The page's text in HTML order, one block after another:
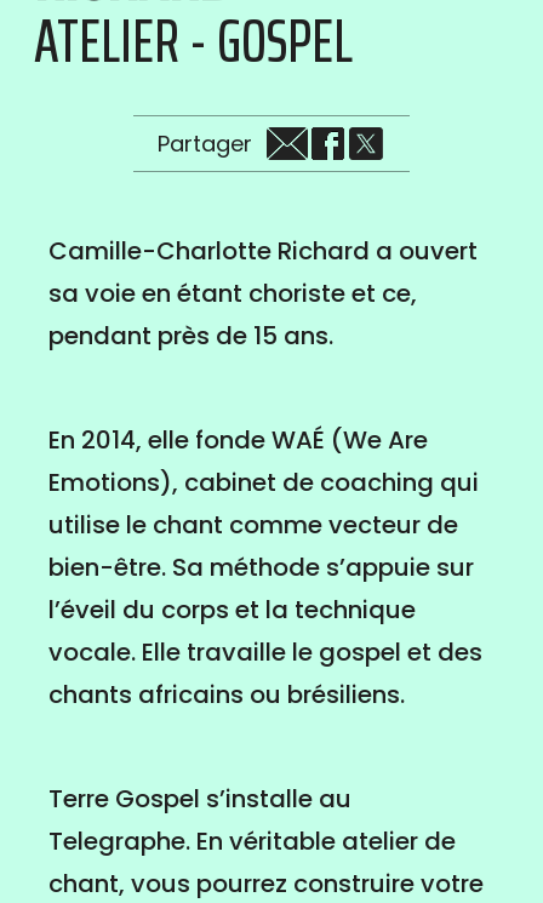
ATELIER - GOSPEL
Partager
Camille-Charlotte Richard a ouvert
sa voie en étant choriste et ce,
pendant près de 15 ans.
En 2014, elle fonde WAÉ (We Are
Emotions), cabinet de coaching qui
utilise le chant comme vecteur de
bien-être. Sa méthode s’appuie sur
l’éveil du corps et la technique
vocale. Elle travaille le gospel et des
chants africains ou brésiliens.
Terre Gospel s’installe au
Telegraphe. En véritable atelier de
chant, vous pourrez construire votre